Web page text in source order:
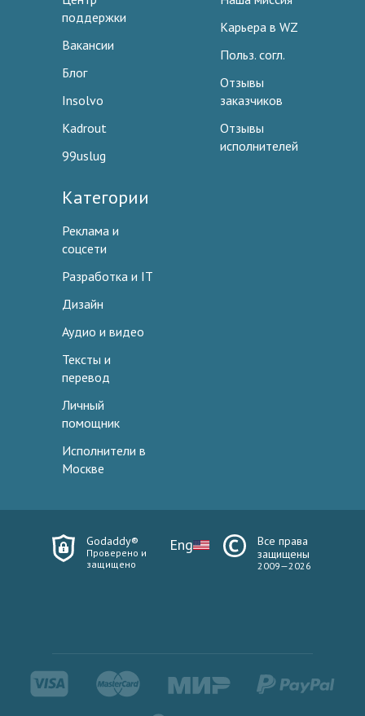
поддержки
Вакансии
Блог
Insolvo
Kadrout
99uslug
Карьера в WZ
Польз. согл.
Отзывы
заказчиков
Отзывы
исполнителей
Категории
Реклама и
соцсети
Разработка и IT
Дизайн
Аудио и видео
Тексты и
перевод
Личный
помощник
Исполнители в
Москве
Godaddy®
Проверено и
защищено
Eng
Все права
защищены
2009—2026